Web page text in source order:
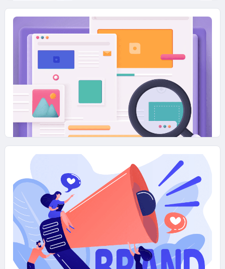
19 DICEMBRE 2025
Contenuti e AI: il nostro approccio
tra competenza umana e strumenti
generativi
I tuoi contenuti non performano?
Ecco come capire davvero cosa non
va